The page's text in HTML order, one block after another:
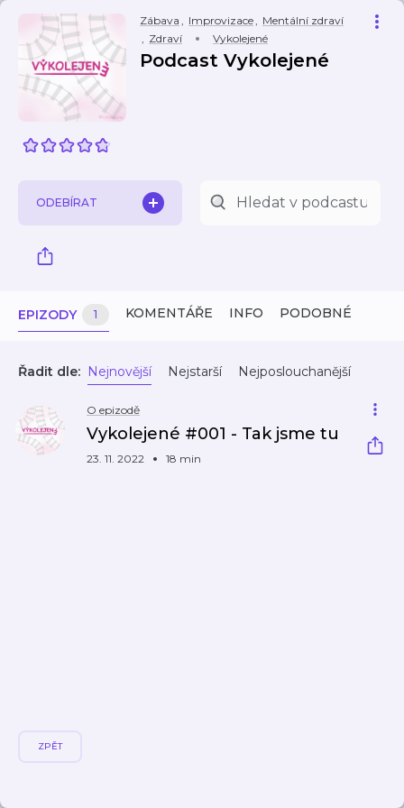
Zábava , Improvizace, Mentální zdraví
, Zdraví Vykolejené
Podcast Vykolejené
ODEBÍRAT
EPIZODY 1 KOMENTÁŘE INFO PODOBNÉ
Řadit dle: Nejnovější Nejstarší Nejposlouchanější
O epizodě
Vykolejené #001 - Tak jsme tu
23. 11. 2022 18 min
ZPĚT